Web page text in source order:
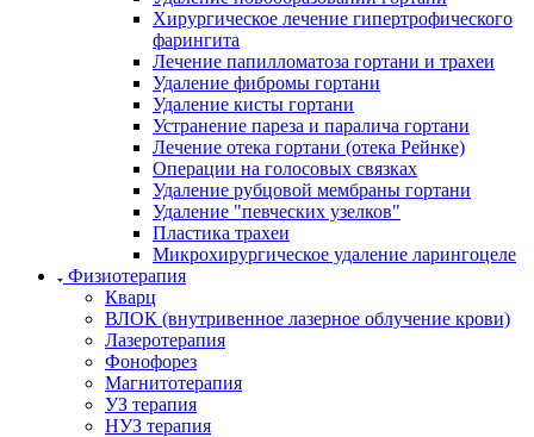
Хирургическое лечение гипертрофического
фарингита
Лечение папилломатоза гортани и трахеи
Удаление фибромы гортани
Удаление кисты гортани
Устранение пареза и паралича гортани
Лечение отека гортани (отека Рейнке)
Операции на голосовых связках
Удаление рубцовой мембраны гортани
Удаление "певческих узелков"
Пластика трахеи
Микрохирургическое удаление ларингоцеле
Физиотерапия
Кварц
ВЛОК (внутривенное лазерное облучение крови)
Лазеротерапия
Фонофорез
Магнитотерапия
УЗ терапия
НУЗ терапия